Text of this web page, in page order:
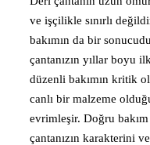
ve işçilikle sınırlı
bakımın da bir
çantanızın yıllar boyu
düzenli bakımın kritik
canlı bir malzeme
evrimleşir. Doğru
çantanızın karakterini